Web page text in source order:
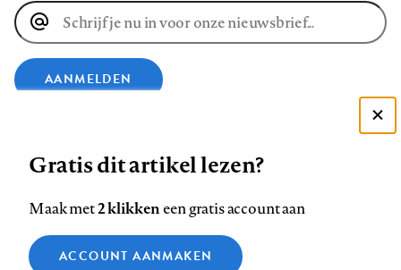
E-
mailadres
AANMELDEN
op
op
op
ons
op
Contact Colofon Disclaimer Privacy
Zie onze cookie policy
Gratis dit artikel lezen?
Maak met2 klikkeneen gratis account aan
ACCOUNT AANMAKEN